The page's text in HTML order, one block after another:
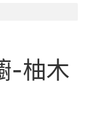
-柚木